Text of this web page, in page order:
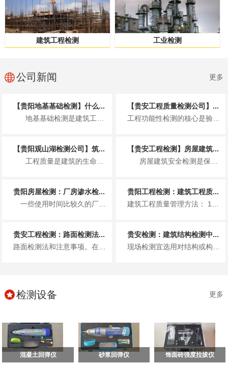
建筑工程检测 工业检测
公司新闻 更多
【贵阳地基基础检测】什么...
地基基础检测是建筑工程开工与施工过程中的关键技术环节，主要针对建筑物底部的地基...
【贵安工程质量检测公司】...
工程功能性检测的核心是验证建筑各系统是否满足设计使用要求，流程需按系统分类推进，且需遵循 “准备→检测→记录→评定→整改...
【贵阳观山湖检测公司】筑...
工程质量是建筑的生命线，而工程质量检测则是守护这条生命线的关键防线。从高楼大厦...
【贵安工程检测】房屋建筑...
房屋建筑安全检测是保障建筑使用寿命、防范安全事故的关键环节，其内容覆盖建筑从结...
贵阳房屋检测：厂房渗水检...
一些使用时间比较久的厂房容易出现漏水情况，尤其是钢结构多采用彩钢板，这种材料耐腐性较差，长期受风雨雪侵袭，容易生锈，在...
贵阳工程检测：建筑工程质...
建筑工程质量管理方法： 1、工程建设阶段的施工质量管理 这个过程中的质量管理包括：1）工序质量控制；2）质量...
贵安工程检测：路面检测法...
路面检测法和注意事项。在高速公路路面检测中，主要采用的无损检测技术包括图像技术、频谱分析技术、超声波无损检测技术和激光检...
贵安检测：建筑结构检测中...
现场检测宜选用对结构或构件无损伤的检测方法。当选用局部破损的取样检测方法或原位检测方法时，宜选择结构构件受力较小的部位，...
检测设备 更多
混凝土回弹仪 砂浆回弹仪 饰面砖强度拉拔仪